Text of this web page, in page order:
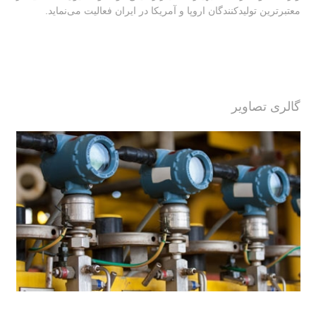
معتبرترین تولیدکنندگان اروپا و آمریکا در ایران فعالیت‌‌ می‌نماید.
گالری تصاویر